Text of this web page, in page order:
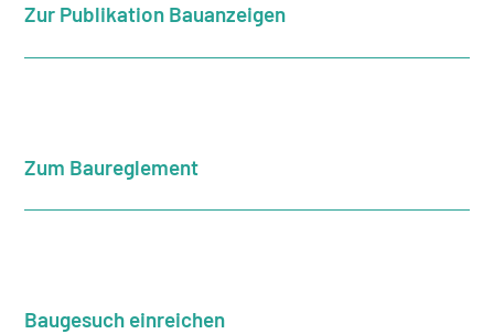
Zur Publikation Bauanzeigen
Zum Baureglement
Baugesuch einreichen